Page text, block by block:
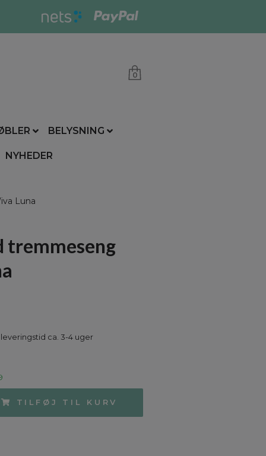
0
BELYSNING
NYHEDER
Luna
tremmeseng
ca. 3-4 uger
TILFØJ TIL KURV